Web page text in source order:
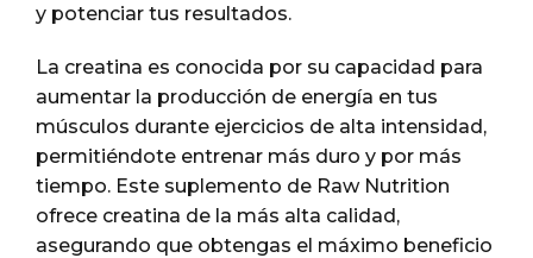
y potenciar tus resultados.
La creatina es conocida por su capacidad para
aumentar la producción de energía en tus
músculos durante ejercicios de alta intensidad,
permitiéndote entrenar más duro y por más
tiempo. Este suplemento de Raw Nutrition
ofrece creatina de la más alta calidad,
asegurando que obtengas el máximo beneficio